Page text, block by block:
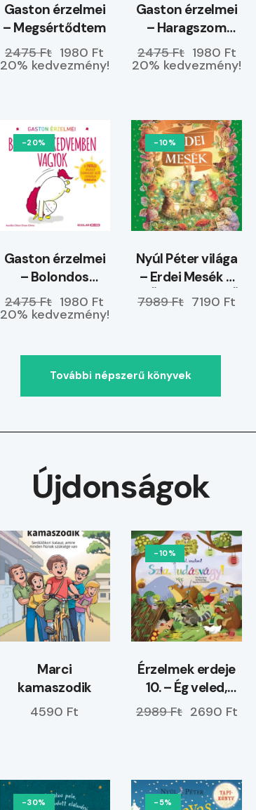
Gaston érzelmei
– Megsértődtem
2475 Ft 1980 Ft
20% kedvezmény!
Gaston érzelmei
– Haragszom
magamra
2475 Ft 1980 Ft
20% kedvezmény!
-20%
Gaston érzelmei
– Bolondos
kedvemben
vagyok
2475 Ft 1980 Ft
20% kedvezmény!
-10%
Nyúl Péter világa
– Erdei Mesék –
ELŐRENDELHETŐ
7989 Ft 7190 Ft
További népszerű könyvek
Újdonságok
Marci
kamaszodik
4590 Ft
-10%
Érzelmek erdeje
10. – Ég veled,
unalom! Szia,
2989 Ft 2690 Ft
-30% -5%